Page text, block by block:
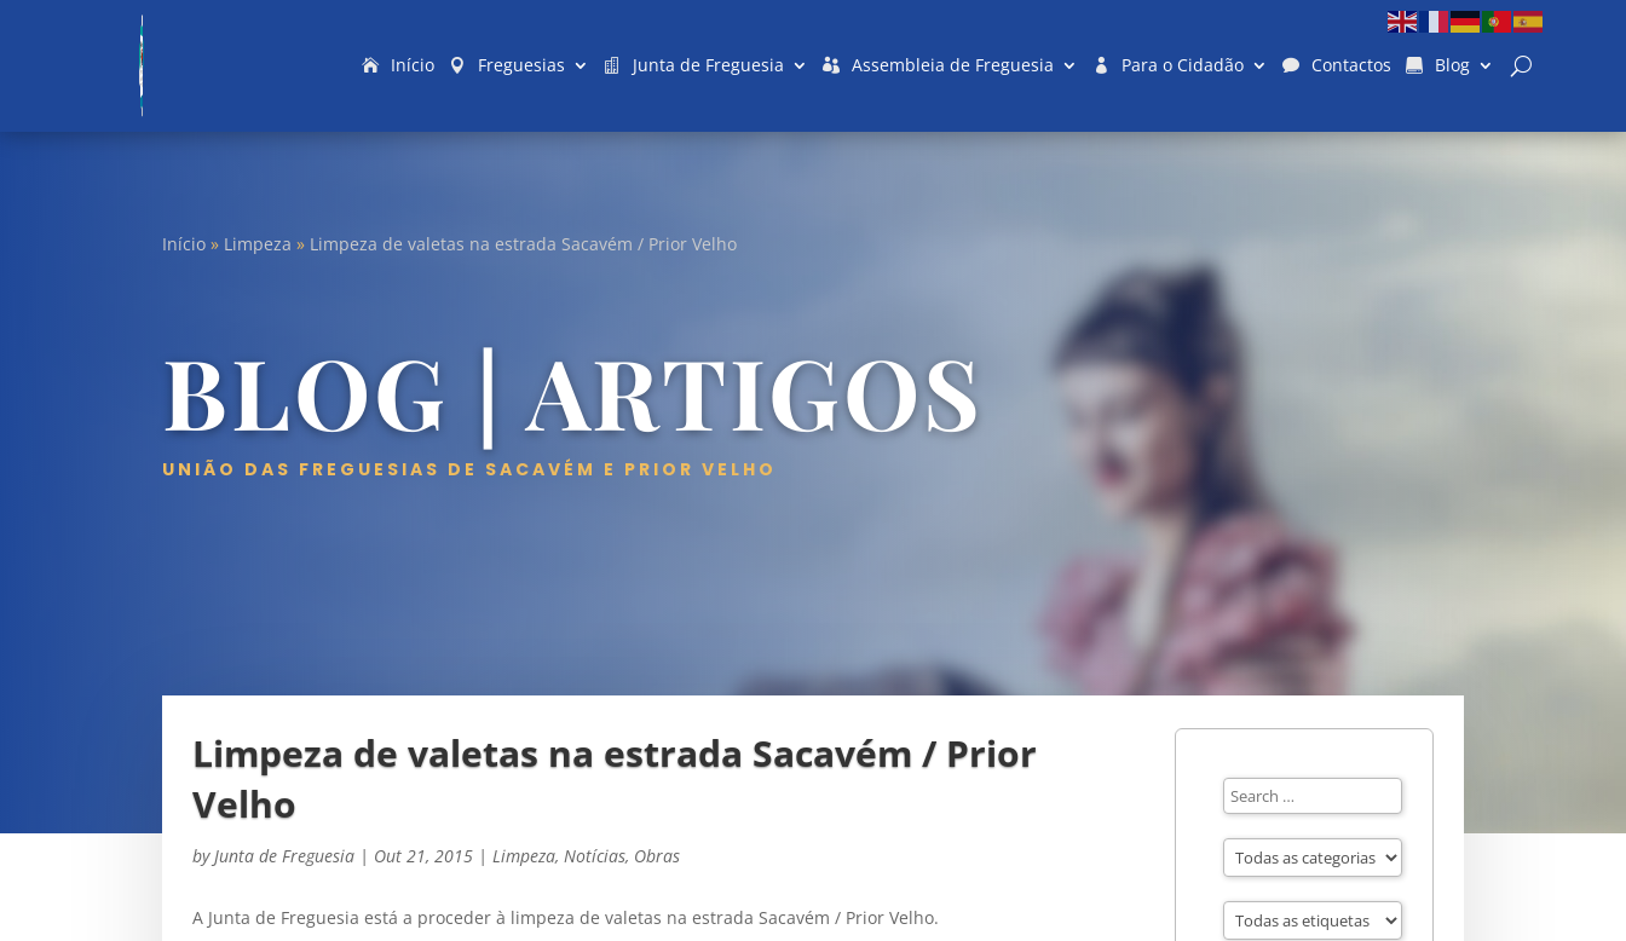
Início Freguesias Junta de Freguesia Assembleia de Freguesia Para o Cidadão Contactos Blog
Início » Limpeza » Limpeza de valetas na estrada Sacavém / Prior Velho
BLOG | ARTIGOS
UNIÃO DAS FREGUESIAS DE SACAVÉM E PRIOR VELHO
Limpeza de valetas na estrada Sacavém / Prior
Velho
by Junta de Freguesia | Out 21, 2015 | Limpeza, Notícias, Obras
A Junta de Freguesia está a proceder à limpeza de valetas na estrada Sacavém / Prior Velho.